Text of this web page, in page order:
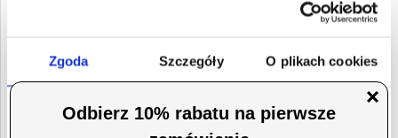
Zgoda Szczegóły O plikach cookies
Niniejsza strona korzysta z plików cookie
Nick De Moor
Belgium